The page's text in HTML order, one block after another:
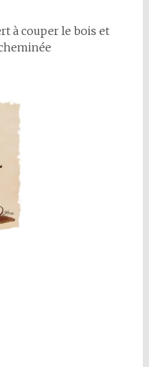
à couper le bois et